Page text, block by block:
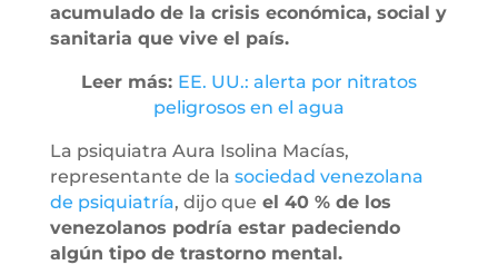
acumulado de la crisis económica, social y
sanitaria que vive el país.
Leer más: EE. UU.: alerta por nitratos
peligrosos en el agua
La psiquiatra Aura Isolina Macías,
representante de la sociedad venezolana
de psiquiatría, dijo que el 40 % de los
venezolanos podría estar padeciendo
algún tipo de trastorno mental.